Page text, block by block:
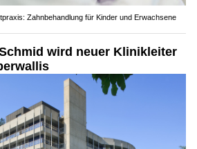
Zahnbehandlung für Kinder und Erwachsene
wird neuer Klinikleiter